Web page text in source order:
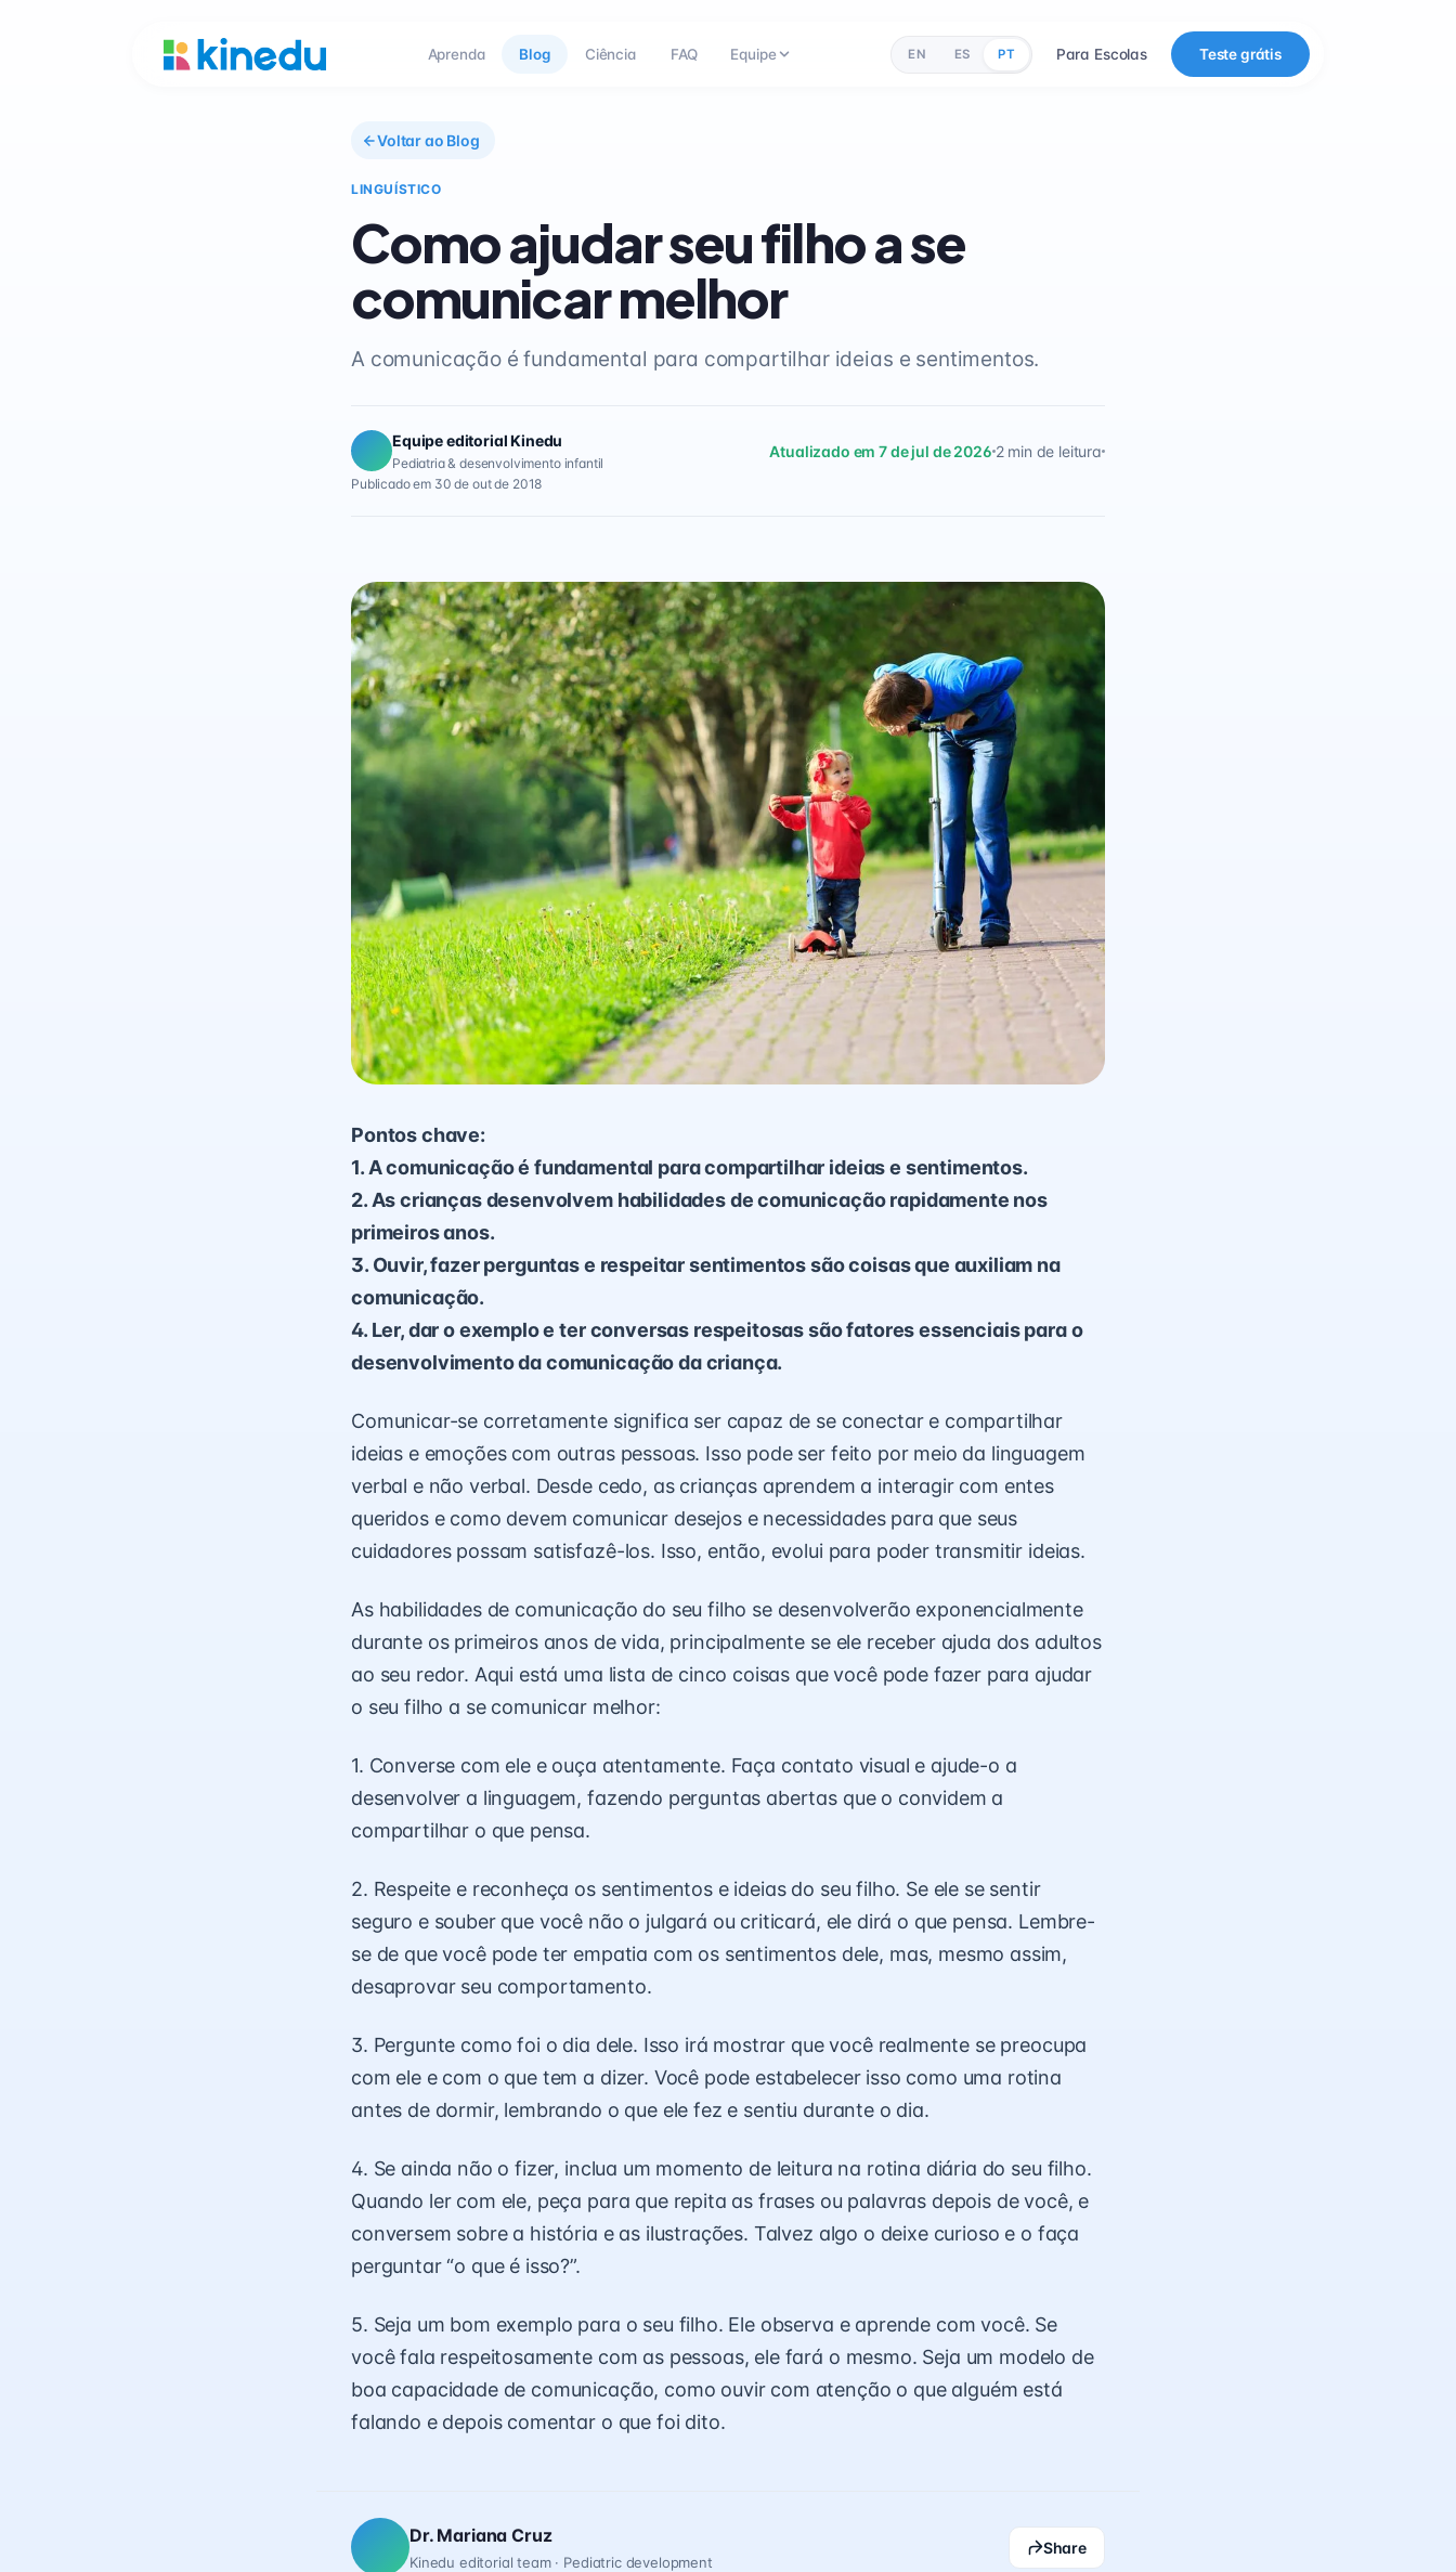
Aprenda Blog Ciência FAQ Equipe EN ES PT Para Escolas Teste grátis
Voltar ao Blog
LINGUÍSTICO
Como ajudar seu filho a se
comunicar melhor
A comunicação é fundamental para compartilhar ideias e sentimentos.
Equipe editorial Kinedu
Pediatria & desenvolvimento infantil
Atualizado em 7 de jul de 2026 2 min de leitura
Publicado em 30 de out de 2018
Pontos chave:
1. A comunicação é fundamental para compartilhar ideias e sentimentos.
2. As crianças desenvolvem habilidades de comunicação rapidamente nos
primeiros anos.
3. Ouvir, fazer perguntas e respeitar sentimentos são coisas que auxiliam na
comunicação.
4. Ler, dar o exemplo e ter conversas respeitosas são fatores essenciais para o
desenvolvimento da comunicação da criança.
Comunicar-se corretamente significa ser capaz de se conectar e compartilhar
ideias e emoções com outras pessoas. Isso pode ser feito por meio da linguagem
verbal e não verbal. Desde cedo, as crianças aprendem a interagir com entes
queridos e como devem comunicar desejos e necessidades para que seus
cuidadores possam satisfazê-los. Isso, então, evolui para poder transmitir ideias.
As habilidades de comunicação do seu filho se desenvolverão exponencialmente
durante os primeiros anos de vida, principalmente se ele receber ajuda dos adultos
ao seu redor. Aqui está uma lista de cinco coisas que você pode fazer para ajudar
o seu filho a se comunicar melhor:
1. Converse com ele e ouça atentamente. Faça contato visual e ajude-o a
desenvolver a linguagem, fazendo perguntas abertas que o convidem a
compartilhar o que pensa.
2. Respeite e reconheça os sentimentos e ideias do seu filho. Se ele se sentir
seguro e souber que você não o julgará ou criticará, ele dirá o que pensa. Lembre-
se de que você pode ter empatia com os sentimentos dele, mas, mesmo assim,
desaprovar seu comportamento.
3. Pergunte como foi o dia dele. Isso irá mostrar que você realmente se preocupa
com ele e com o que tem a dizer. Você pode estabelecer isso como uma rotina
antes de dormir, lembrando o que ele fez e sentiu durante o dia.
4. Se ainda não o fizer, inclua um momento de leitura na rotina diária do seu filho.
Quando ler com ele, peça para que repita as frases ou palavras depois de você, e
conversem sobre a história e as ilustrações. Talvez algo o deixe curioso e o faça
perguntar “o que é isso?”.
5. Seja um bom exemplo para o seu filho. Ele observa e aprende com você. Se
você fala respeitosamente com as pessoas, ele fará o mesmo. Seja um modelo de
boa capacidade de comunicação, como ouvir com atenção o que alguém está
falando e depois comentar o que foi dito.
Dr. Mariana Cruz
Kinedu editorial team · Pediatric development
Share